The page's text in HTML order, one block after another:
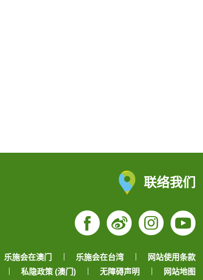
联络我们
Facebook
Weibo
乐施会在澳门 乐施会在台湾
网站使用条款
私隐政策 (澳门) 无障碍声明 网站地图